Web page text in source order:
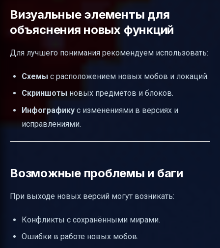
Визуальные элементы для
объяснения новых функций
Для лучшего понимания рекомендуем использовать:
Схемы с расположением новых мобов и локаций.
Скриншоты новых предметов и блоков.
Инфографику с изменениями в версиях и
исправлениями.
Возможные проблемы и баги
При выходе новых версий могут возникать:
Конфликты с сохранёнными мирами.
Ошибки в работе новых мобов.